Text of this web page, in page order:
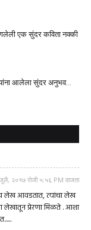
एक सुंदर कविता नक्की
यांना आलेला सुंदर अनुभव...
२०१७ रोजी ५:५६ PM वाजता
लेख आवडतात, त्यांचा लेख
लेखातून प्रेरणा मिळते . आशा